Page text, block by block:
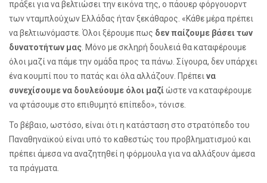
πράξει για να βελτιώσει την εικόνα της, ο πάουερ φόργουορντ
των νταμπλούχων Ελλάδας ήταν ξεκάθαρος. «Κάθε μέρα πρέπει
να βελτιωνόμαστε. Όλοι ξέρουμε πως δεν παίζουμε βάσει των
δυνατοτήτων μας . Μόνο με σκληρή δουλειά θα καταφέρουμε
όλοι μαζί να πάμε την ομάδα προς τα πάνω. Σίγουρα, δεν υπάρχει
ένα κουμπί που το πατάς και όλα αλλάζουν. Πρέπει να
συνεχίσουμε να δουλεύουμε όλοι μαζίώστε να καταφέρουμε
να φτάσουμε στο επιθυμητό επίπεδο», τόνισε.
Το βέβαιο, ωστόσο, είναι ότι η κατάσταση στο στρατόπεδο του
Παναθηναϊκού είναι υπό το καθεστώς του προβληματισμού και
πρέπει άμεσα να αναζητηθεί η φόρμουλα για να αλλάξουν άμεσα
τα πράγματα.